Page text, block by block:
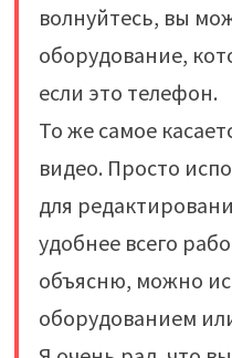
волнуйтесь, вы
оборудование,
если это телефон.
То же самое
видео. Просто
для
удобнее всего
объясню, можно
оборудованием